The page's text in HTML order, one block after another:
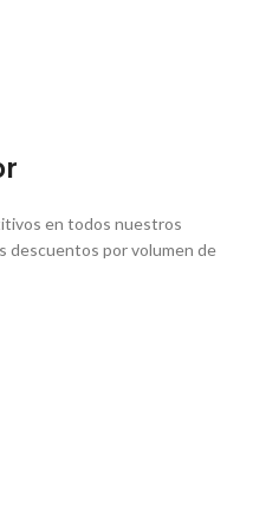
en todos nuestros
descuentos por volumen de